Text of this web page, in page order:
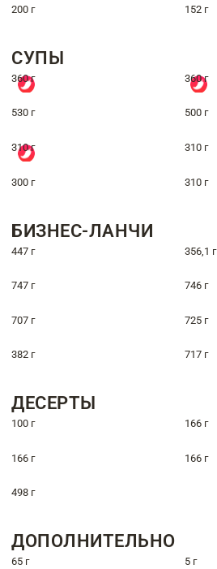
200 г 152 г
СУПЫ
360 г 360 г
530 г 500 г
310 г 310 г
300 г 310 г
БИЗНЕС-ЛАНЧИ
447 г 356,1 г
747 г 746 г
707 г 725 г
382 г 717 г
ДЕСЕРТЫ
100 г 166 г
166 г 166 г
498 г
ДОПОЛНИТЕЛЬНО
65 г 5 г